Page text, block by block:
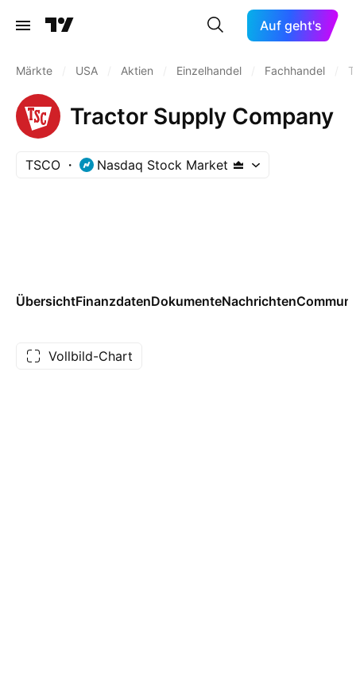
Auf geht's
Märkte USA Aktien Einzelhandel Fachhandel
Tractor Supply Company
TSCO Nasdaq Stock Market
ÜbersichtFinanzdatenDokumenteNachrichten
Vollbild-Chart